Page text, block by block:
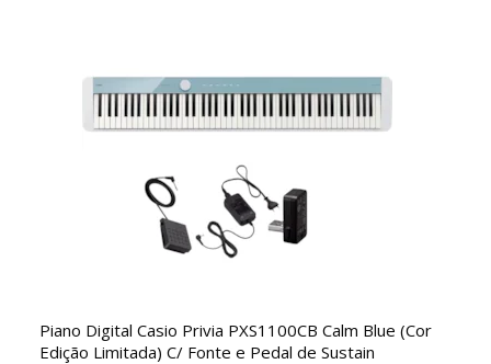
Piano Digital Casio Privia PXS1100CB Calm Blue (Cor
Edição Limitada) C/ Fonte e Pedal de Sustain